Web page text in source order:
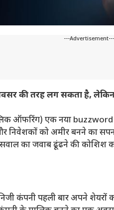
---Advertisement---
की तरह लग सकता है, लेकिन
एक नया buzzword
निवेशकों को अमीर बनने का
का जवाब ढूंढने की कोशिश
कंपनी पहली बार अपने